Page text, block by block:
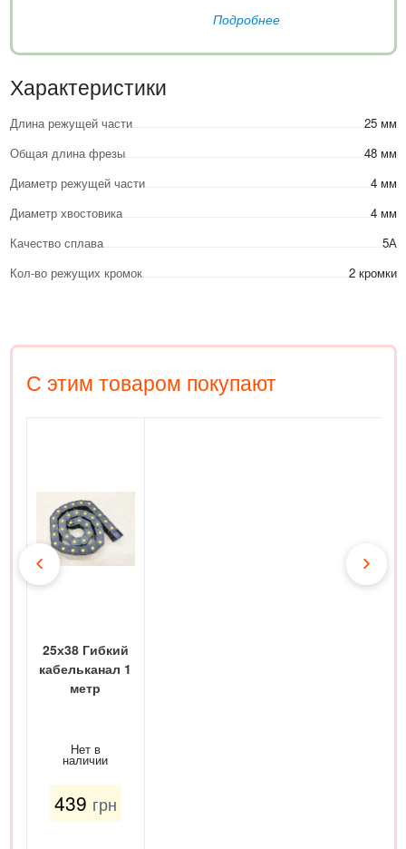
Подробнее
Характеристики
Длина режущей части
25 мм
Общая длина фрезы
48 мм
Диаметр режущей части
4 мм
Диаметр хвостовика
4 мм
Качество сплава
5А
Кол-во режущих кромок
2 кромки
С этим товаром покупают
25х38 Гибкий
кабельканал 1
метр
Нет в
наличии
439 грн